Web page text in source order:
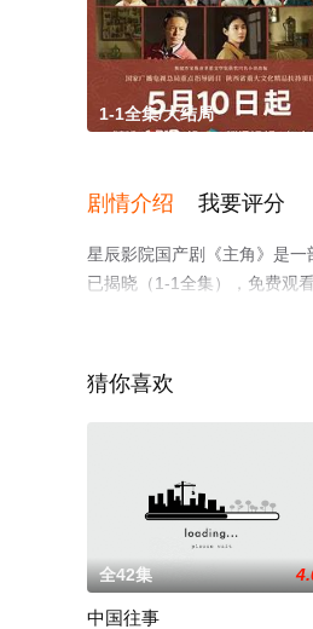
1-1全集/大结局
剧情介绍 我要评分
星辰影院国产剧《主角》是
已揭晓（1-1全集），免费观
猜你喜欢
全42集
中国往事